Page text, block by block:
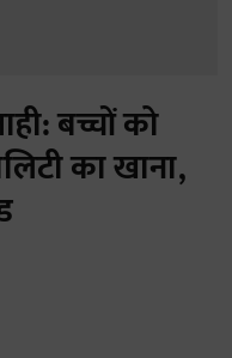
बच्चों को
का खाना,